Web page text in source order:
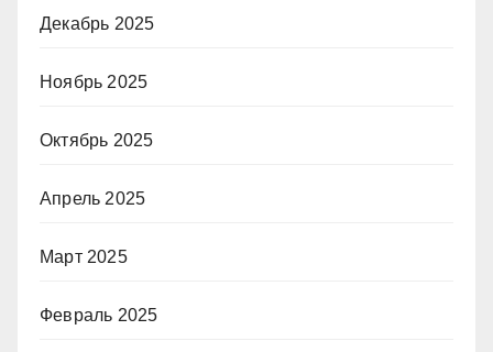
Декабрь 2025
Ноябрь 2025
Октябрь 2025
Апрель 2025
Март 2025
Февраль 2025